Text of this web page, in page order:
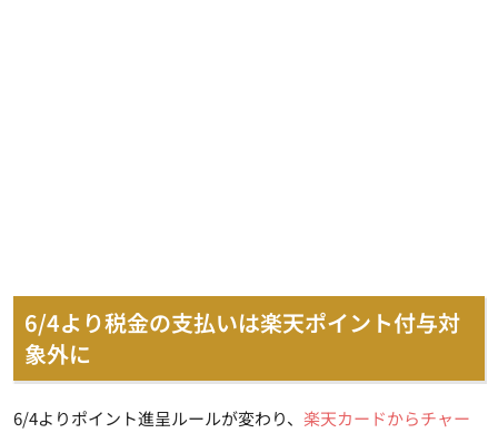
6/4より税金の支払いは楽天ポイント付与対
象外に
6/4よりポイント進呈ルールが変わり、 楽天カードからチャー